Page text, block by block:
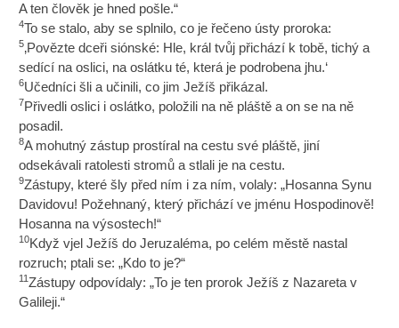
A ten člověk je hned pošle.“
4To se stalo, aby se splnilo, co je řečeno ústy proroka:
5‚Povězte dceři siónské: Hle, král tvůj přichází k tobě, tichý a
sedící na oslici, na oslátku té, která je podrobena jhu.‘
6Učedníci šli a učinili, co jim Ježíš přikázal.
7Přivedli oslici i oslátko, položili na ně pláště a on se na ně
posadil.
8A mohutný zástup prostíral na cestu své pláště, jiní
odsekávali ratolesti stromů a stlali je na cestu.
9Zástupy, které šly před ním i za ním, volaly: „Hosanna Synu
Davidovu! Požehnaný, který přichází ve jménu Hospodinově!
Hosanna na výsostech!“
10Když vjel Ježíš do Jeruzaléma, po celém městě nastal
rozruch; ptali se: „Kdo to je?“
11 Zástupy odpovídaly: „To je ten prorok Ježíš z Nazareta v
Galileji.“